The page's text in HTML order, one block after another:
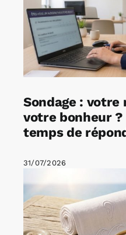
Sondage :
votre bonheur
temps de
31/07/2026